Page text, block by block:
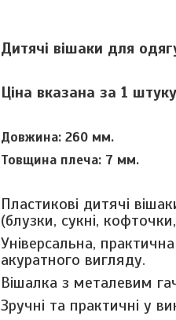
Дитячі вішаки для
Ціна вказана за 1
Довжина: 260 мм.
Товщина плеча: 7 мм.
Пластикові дитячі
(блузки, сукні,
Універсальна,
акуратного вигляду.
Вішалка з металевим
Зручні та практичні у